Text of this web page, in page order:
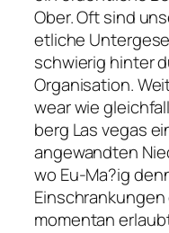
Ober. Oft sind
etliche
schwierig hinter
Organisation.
wear wie
berg Las vegas
angewandten
wo Eu-Ma?ig
momentan